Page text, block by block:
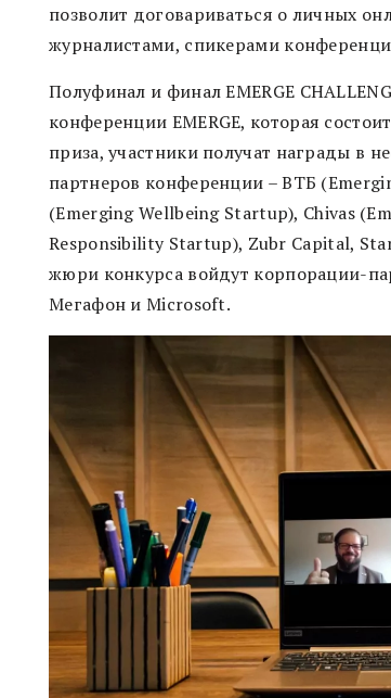
позволит договариваться о личных
журналистами, спикерами
Полуфинал и финал EMERGE
конференции EMERGE, которая
приза, участники получат награды в
партнеров конференции – ВТБ
(Emerging Wellbeing Startup), Chivas
Responsibility Startup), Zubr Capital,
жюри конкурса войдут корпорации-
Мегафон и Microsoft.